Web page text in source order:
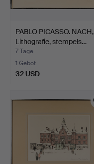
PABLO PICASSO. NACH,
Lithografie, stempels…
7 Tage
1 Gebot
32 USD